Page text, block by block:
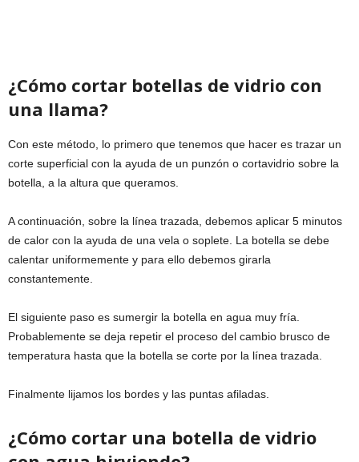
¿Cómo cortar botellas de vidrio con
una llama?
Con este método, lo primero que tenemos que hacer es trazar un
corte superficial con la ayuda de un punzón o cortavidrio sobre la
botella, a la altura que queramos.
A continuación, sobre la línea trazada, debemos aplicar 5 minutos
de calor con la ayuda de una vela o soplete. La botella se debe
calentar uniformemente y para ello debemos girarla
constantemente.
El siguiente paso es sumergir la botella en agua muy fría.
Probablemente se deja repetir el proceso del cambio brusco de
temperatura hasta que la botella se corte por la línea trazada.
Finalmente lijamos los bordes y las puntas afiladas.
¿Cómo cortar una botella de vidrio